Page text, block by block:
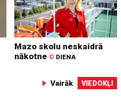
Mazo skolu neskaidrā
nākotne © DIENA
Vairāk VIEDOKĻI